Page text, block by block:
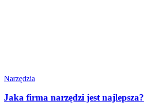
Narzędzia
Jaka firma narzędzi jest najlepsza?